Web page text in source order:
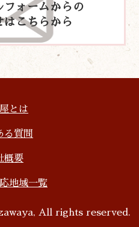
フォームからの
はこちらから
とは
る質問
概要
地域一覧
All rights reserved.